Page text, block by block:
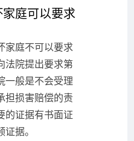
庭可以要求
庭不可以要求
法院提出要求第
一般是不会受理
担损害赔偿的责
的证据有书面证
据。